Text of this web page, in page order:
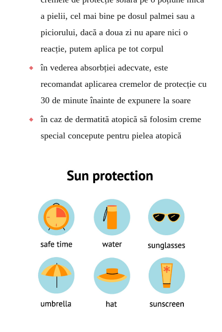
a pielii, cel mai bine pe dosul palmei sau a
piciorului, dacă a doua zi nu apare nici o
reacție, putem aplica pe tot corpul
în vederea absorbției adecvate, este
recomandat aplicarea cremelor de protecție cu
30 de minute înainte de expunere la soare
în caz de dermatită atopică să folosim creme
special concepute pentru pielea atopică